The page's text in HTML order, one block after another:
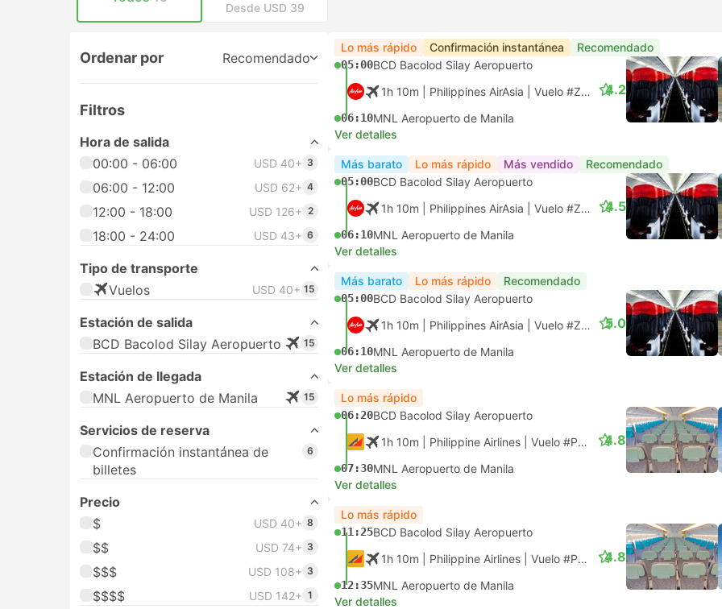
Desde USD 39
Ordenar por Recomendado
Filtros
Hora de salida
00:00 - 06:00
USD 40+ 3
06:00 - 12:00 USD 62+ 4
12:00 - 18:00 USD 126+ 2
18:00 - 24:00 USD 43+ 6
Tipo de transporte
Vuelos
USD 40+ 15
Estación de salida
BCD Bacolod Silay Aeropuerto
15
Estación de llegada
MNL Aeropuerto de Manila
15
Servicios de reserva
Confirmación instantánea de
billetes
6
Precio
$
USD 40+ 8
$$ USD 74+ 3
$$$ USD 108+ 3
$$$$ USD 142+ 1
Lo más rápido Confirmación instantánea Recomendado
05:00BCD Bacolod Silay Aeropuerto
1h 10m | Philippines AirAsia Vuelo #Z2604 |Económica
06:10MNL Aeropuerto de Manila
4.2
Ver detalles
Más barato Lo más rápido Más vendido Recomendado
05:00BCD Bacolod Silay Aeropuerto
1h 10m | Philippines AirAsia Vuelo #Z2604 |Económica
06:10MNL Aeropuerto de Manila
4.5
Ver detalles
Más barato Lo más rápido Recomendado
05:00BCD Bacolod Silay Aeropuerto
1h 10m | Philippines AirAsia Vuelo #Z2604 |Económica
06:10MNL Aeropuerto de Manila
5.0
Ver detalles
Lo más rápido
06:20BCD Bacolod Silay Aeropuerto
1h 10m | Philippine Airlines Vuelo #PR2130 |Económica
07:30MNL Aeropuerto de Manila
4.8
Ver detalles
Lo más rápido
11:25BCD Bacolod Silay Aeropuerto
1h 10m | Philippine Airlines Vuelo #PR2132 |Económica
12:35MNL Aeropuerto de Manila
4.8
Ver detalles